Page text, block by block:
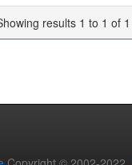
results 1 to 1 of 1